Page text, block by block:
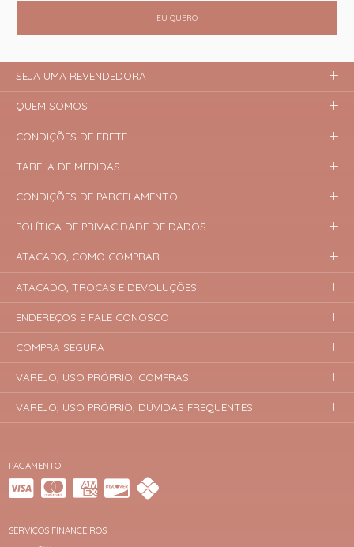
EU QUERO
PAGAMENTO
SERVIÇOS FINANCEIROS
SEJA UMA REVENDEDORA
QUEM SOMOS
CONDIÇÕES DE FRETE
TABELA DE MEDIDAS
CONDIÇÕES DE PARCELAMENTO
POLÍTICA DE PRIVACIDADE DE DADOS
ATACADO, COMO COMPRAR
ATACADO, TROCAS E DEVOLUÇÕES
ENDEREÇOS E FALE CONOSCO
COMPRA SEGURA
VAREJO, USO PRÓPRIO, COMPRAS
VAREJO, USO PRÓPRIO, DÚVIDAS FREQUENTES